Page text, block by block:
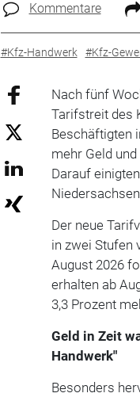
Kommentare
#Kfz-Handwerk #Kfz-
Nach fünf
Tarifstreit des
Beschäftigten
mehr Geld
Darauf
Der neue
in zwei Stufen
August 2026
erhalten ab
3,3 Prozent
Geld in Zeit
Handwerk"
Besonders